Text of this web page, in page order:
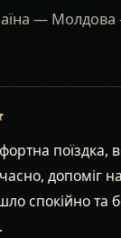
—
поїздка,
допоміг
спокійно та